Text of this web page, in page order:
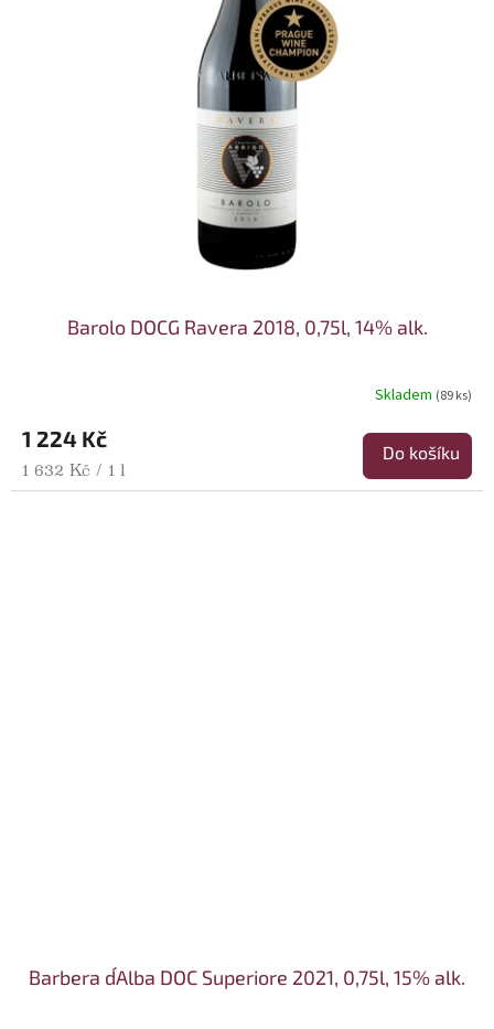
Barolo DOCG Ravera 2018, 0,75l, 14% alk.
Skladem (89 ks)
1 224 Kč
Měrná cena:
1 632 Kč / 1 l
Do košíku
Barbera d´Alba DOC Superiore 2021, 0,75l, 15% alk.